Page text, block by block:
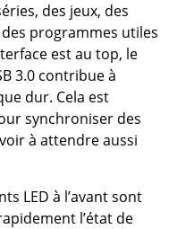
des jeux, des
programmes utiles
est au top, le
3.0 contribue à
dur. Cela est
synchroniser des
à attendre aussi
LED à l’avant sont
l’état de